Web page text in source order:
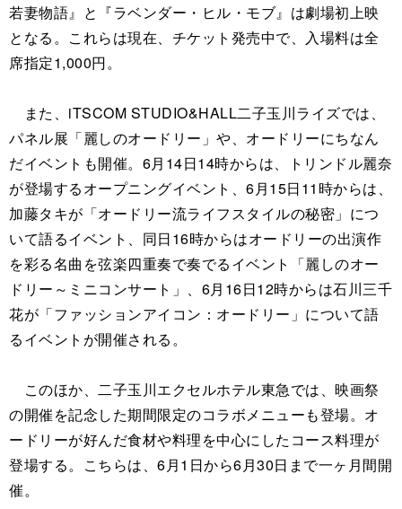
若妻物語』と『ラベンダー・ヒル・モブ』は劇場初上映
となる。これらは現在、チケット発売中で、入場料は全
席指定1,000円。
また、iTSCOM STUDIO&HALL二子玉川ライズでは、
パネル展「麗しのオードリー」や、オードリーにちなん
だイベントも開催。6月14日14時からは、トリンドル麗奈
が登場するオープニングイベント、6月15日11時からは、
加藤タキが「オードリー流ライフスタイルの秘密」につ
いて語るイベント、同日16時からはオードリーの出演作
を彩る名曲を弦楽四重奏で奏でるイベント「麗しのオー
ドリー～ミニコンサート」、6月16日12時からは石川三千
花が「ファッションアイコン：オードリー」について語
るイベントが開催される。
このほか、二子玉川エクセルホテル東急では、映画祭
の開催を記念した期間限定のコラボメニューも登場。オ
ードリーが好んだ食材や料理を中心にしたコース料理が
登場する。こちらは、6月1日から6月30日まで一ヶ月間開
催。